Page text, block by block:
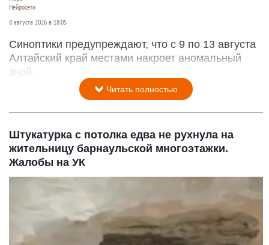
Нейросети
8 августа 2026 в 18:05
Синоптики предупреждают, что с 9 по 13 августа
Алтайский край местами накроет аномальный
зной.
Читать полностью
Штукатурка с потолка едва не рухнула на
жительницу барнаульской многоэтажки.
Жалобы на УК